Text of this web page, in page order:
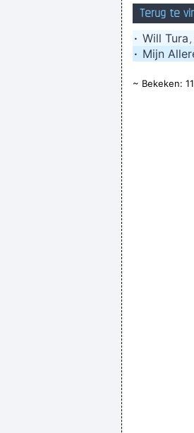
Terug te
· Will Tura
· Mijn
~ Bekeken: